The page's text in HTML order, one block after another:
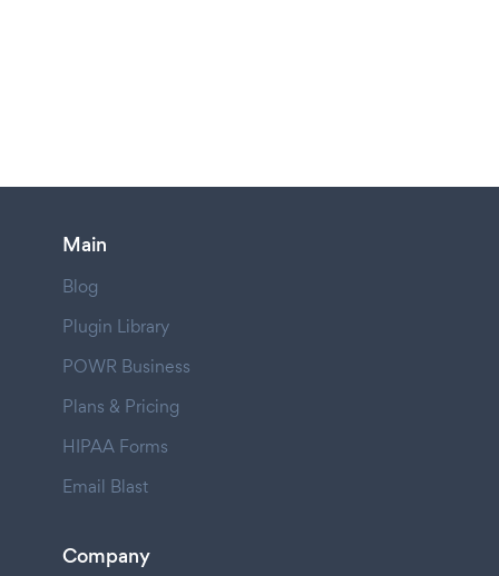
Main
Blog
Plugin Library
POWR Business
Plans & Pricing
HIPAA Forms
Email Blast
Company